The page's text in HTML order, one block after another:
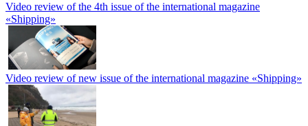
Video review of the 4th issue of the international magazine
«Shipping»
Video review of new issue of the international magazine «Shipping»